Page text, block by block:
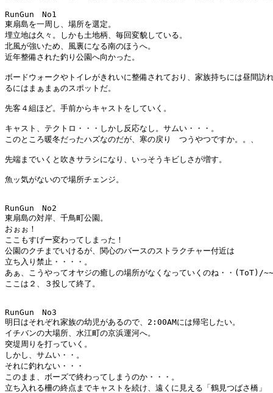
RunGun　No1
東扇島を一周し、場所を選定。
埋立地は久々。しかも土地柄、毎回変貌している。
北風が強いため、風裏になる南のほうへ。
近年整備された釣り公園へ向かった。
ボードウォークやトイレがきれいに整備されており、家族持ちには昼間訪
るにはまぁまぁのスポットだ。
先客４組ほど。手前からキャストをしていく。
キャスト、テクトロ・・・しかし反応なし。サムい・・・。
このところ暖冬だったハズなのだが、寒の戻り　つうやつですか。。、
先端までいくと吹きサラシになり、いっそうキビしさが増す。
魚ッ気がないので場所チェンジ。
RunGun　No2
東扇島の対岸、千鳥町公園。
おぉぉ！
ここもすげー変わってしまった！
公園のクチまでいけるが、関心のバースのストラクチャー付近は
立ち入り禁止・・・・。
あぁ、こうやってオヤジの癒しの場所がなくなっていくのね・・(ToT)/
ここは２、３投して終了。
RunGun　No3
明日はそれぞれ家族の幼児があるので、2:00AMには帰宅したい。
イチバンの大場所、水江町の京浜運河へ。
突堤周りを打っていく。
しかし、サムい・・。
それに釣れない・・・
このまま、ボーズで終わってしまうのか・・・。
立ち入れる柵の終点までキャストを続け、遠くに見える「鶴見つばさ橋」